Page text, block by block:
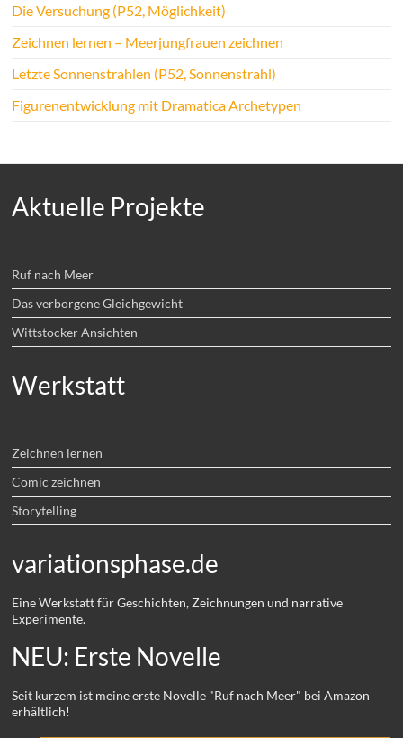
Die Versuchung (P52, Möglichkeit)
Zeichnen lernen – Meerjungfrauen zeichnen
Letzte Sonnenstrahlen (P52, Sonnenstrahl)
Figurenentwicklung mit Dramatica Archetypen
Aktuelle Projekte
Ruf nach Meer
Das verborgene Gleichgewicht
Wittstocker Ansichten
Werkstatt
Zeichnen lernen
Comic zeichnen
Storytelling
variationsphase.de
Eine Werkstatt für Geschichten, Zeichnungen und narrative
Experimente.
NEU: Erste Novelle
Seit kurzem ist meine erste Novelle "Ruf nach Meer" bei Amazon
erhältlich!